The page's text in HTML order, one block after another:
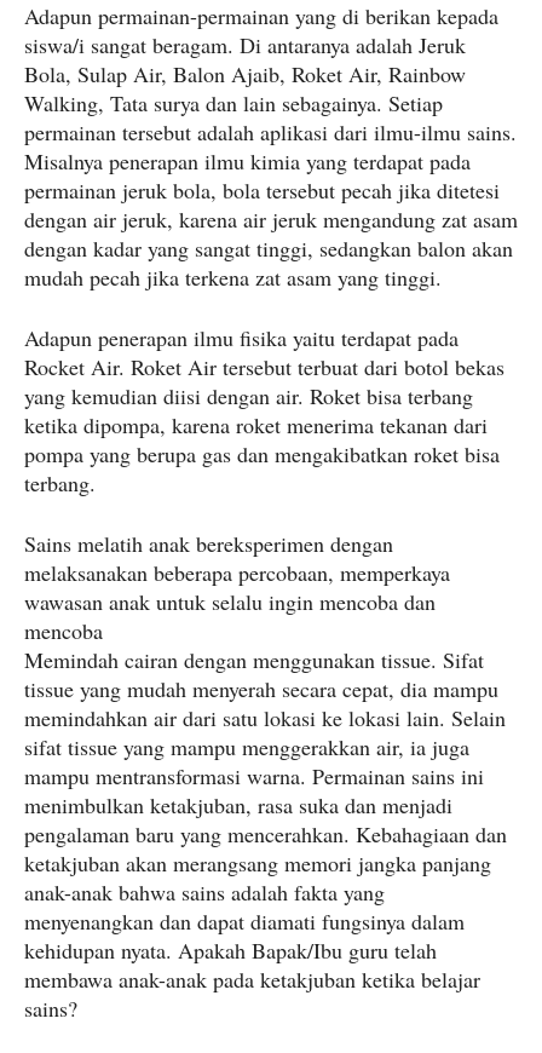
Adapun permainan-permainan yang di berikan kepada
siswa/i sangat beragam. Di antaranya adalah Jeruk
Bola, Sulap Air, Balon Ajaib, Roket Air, Rainbow
Walking, Tata surya dan lain sebagainya. Setiap
permainan tersebut adalah aplikasi dari ilmu-ilmu sains.
Misalnya penerapan ilmu kimia yang terdapat pada
permainan jeruk bola, bola tersebut pecah jika ditetesi
dengan air jeruk, karena air jeruk mengandung zat asam
dengan kadar yang sangat tinggi, sedangkan balon akan
mudah pecah jika terkena zat asam yang tinggi.
Adapun penerapan ilmu fisika yaitu terdapat pada
Rocket Air. Roket Air tersebut terbuat dari botol bekas
yang kemudian diisi dengan air. Roket bisa terbang
ketika dipompa, karena roket menerima tekanan dari
pompa yang berupa gas dan mengakibatkan roket bisa
terbang.
Sains melatih anak bereksperimen dengan
melaksanakan beberapa percobaan, memperkaya
wawasan anak untuk selalu ingin mencoba dan
mencoba
Memindah cairan dengan menggunakan tissue. Sifat
tissue yang mudah menyerah secara cepat, dia mampu
memindahkan air dari satu lokasi ke lokasi lain. Selain
sifat tissue yang mampu menggerakkan air, ia juga
mampu mentransformasi warna. Permainan sains ini
menimbulkan ketakjuban, rasa suka dan menjadi
pengalaman baru yang mencerahkan. Kebahagiaan dan
ketakjuban akan merangsang memori jangka panjang
anak-anak bahwa sains adalah fakta yang
menyenangkan dan dapat diamati fungsinya dalam
kehidupan nyata. Apakah Bapak/Ibu guru telah
membawa anak-anak pada ketakjuban ketika belajar
sains?